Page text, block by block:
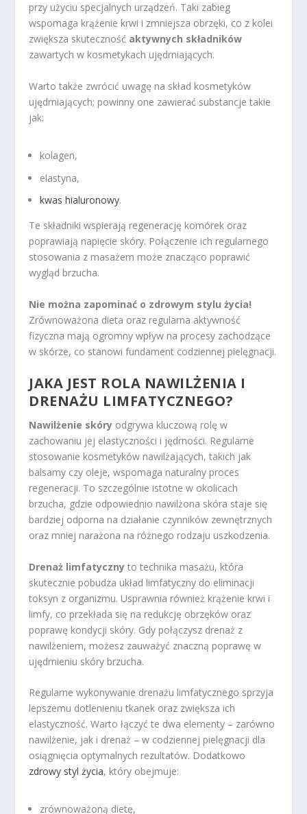
przy użyciu specjalnych urządzeń. Taki zabieg
wspomaga krążenie krwi i zmniejsza obrzęki, co z kolei
zwiększa skuteczność aktywnych składników
zawartych w kosmetykach ujędrniających.
Warto także zwrócić uwagę na skład kosmetyków
ujędrniających; powinny one zawierać substancje takie
jak:
kolagen,
elastyna,
kwas hialuronowy.
Te składniki wspierają regenerację komórek oraz
poprawiają napięcie skóry. Połączenie ich regularnego
stosowania z masażem może znacząco poprawić
wygląd brzucha.
Nie można zapominać o zdrowym stylu życia!
Zrównoważona dieta oraz regularna aktywność
fizyczna mają ogromny wpływ na procesy zachodzące
w skórze, co stanowi fundament codziennej pielęgnacji.
JAKA JEST ROLA NAWILŻENIA I
DRENAŻU LIMFATYCZNEGO?
Nawilżenie skóry odgrywa kluczową rolę w
zachowaniu jej elastyczności i jędrności. Regularne
stosowanie kosmetyków nawilżających, takich jak
balsamy czy oleje, wspomaga naturalny proces
regeneracji. To szczególnie istotne w okolicach
brzucha, gdzie odpowiednio nawilżona skóra staje się
bardziej odporna na działanie czynników zewnętrznych
oraz mniej narażona na różnego rodzaju uszkodzenia.
Drenaż limfatyczny to technika masażu, która
skutecznie pobudza układ limfatyczny do eliminacji
toksyn z organizmu. Usprawnia również krążenie krwi i
limfy, co przekłada się na redukcję obrzęków oraz
poprawę kondycji skóry. Gdy połączysz drenaż z
nawilżeniem, możesz zauważyć znaczną poprawę w
ujędrnieniu skóry brzucha.
Regularne wykonywanie drenażu limfatycznego sprzyja
lepszemu dotlenieniu tkanek oraz zwiększa ich
elastyczność. Warto łączyć te dwa elementy – zarówno
nawilżenie, jak i drenaż – w codziennej pielęgnacji dla
osiągnięcia optymalnych rezultatów. Dodatkowo
zdrowy styl życia, który obejmuje:
zrównoważoną dietę,